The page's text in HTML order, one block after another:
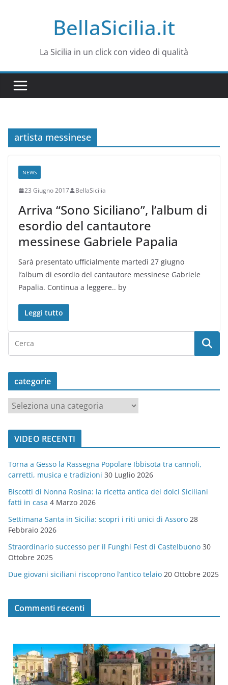
BellaSicilia.it
La Sicilia in un click con video di qualità
artista messinese
NEWS
23 Giugno 2017 BellaSicilia
Arriva “Sono Siciliano”, l’album di
esordio del cantautore
messinese Gabriele Papalia
Sarà presentato ufficialmente martedì 27 giugno
l’album di esordio del cantautore messinese Gabriele
Papalia. Continua a leggere.. by
Leggi tutto
categorie
a
t
o
r
i
e
VIDEO RECENTI
Torna a Gesso la Rassegna Popolare Ibbisota tra cannoli,
carretti, musica e tradizioni 30 Luglio 2026
Biscotti di Nonna Rosina: la ricetta antica dei dolci Siciliani
fatti in casa 4 Marzo 2026
Settimana Santa in Sicilia: scopri i riti unici di Assoro 28
Febbraio 2026
Straordinario successo per il Funghi Fest di Castelbuono 30
Ottobre 2025
Due giovani siciliani riscoprono l’antico telaio 20 Ottobre 2025
Commenti recenti